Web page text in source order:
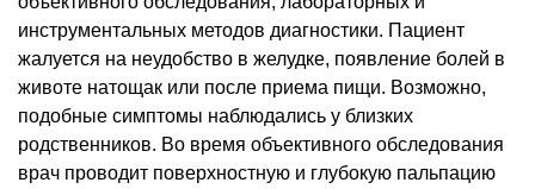
инструментальных методов диагностики. Пациент
жалуется на неудобство в желудке, появление болей в
животе натощак или после приема пищи. Возможно,
подобные симптомы наблюдались у близких
родственников. Во время объективного обследования
врач проводит поверхностную и глубокую пальпацию